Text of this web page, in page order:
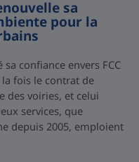
sa
pour la
confiance envers FCC
fois le contrat de
des voiries, et celui
services, que
depuis 2005, emploient